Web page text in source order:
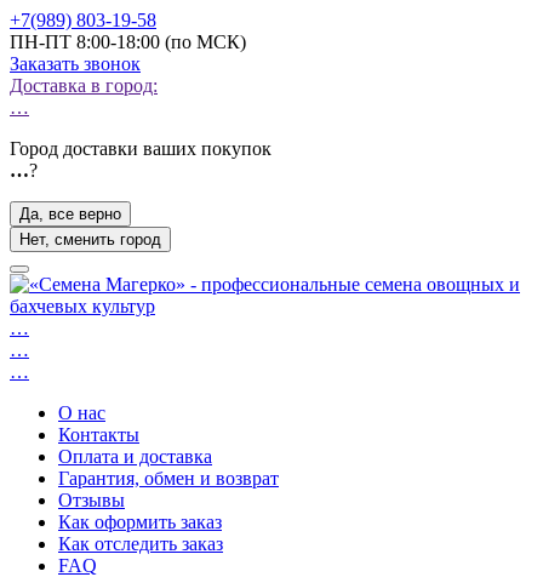
+7(989) 803-19-58
ПН-ПТ 8:00-18:00 (по МСК)
Заказать звонок
Доставка в город:
…
Город доставки ваших покупок
…?
Да, все верно
Нет, сменить город
…
…
…
О нас
Контакты
Оплата и доставка
Гарантия, обмен и возврат
Отзывы
Как оформить заказ
Как отследить заказ
FAQ